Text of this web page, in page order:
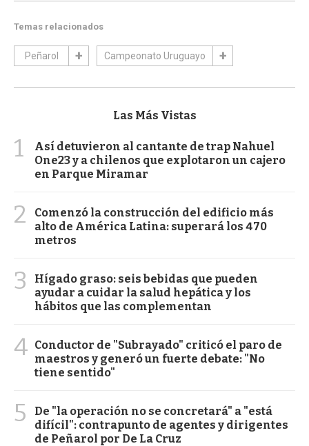
Temas relacionados
Peñarol Campeonato Uruguayo
Las Más Vistas
1
Así detuvieron al cantante de trap Nahuel
One23 y a chilenos que explotaron un cajero
en Parque Miramar
2
Comenzó la construcción del edificio más
alto de América Latina: superará los 470
metros
3
Hígado graso: seis bebidas que pueden
ayudar a cuidar la salud hepática y los
hábitos que las complementan
4 Conductor de "Subrayado" criticó el paro de
maestros y generó un fuerte debate: "No
tiene sentido"
5
De "la operación no se concretará" a "está
difícil": contrapunto de agentes y dirigentes
de Peñarol por De La Cruz